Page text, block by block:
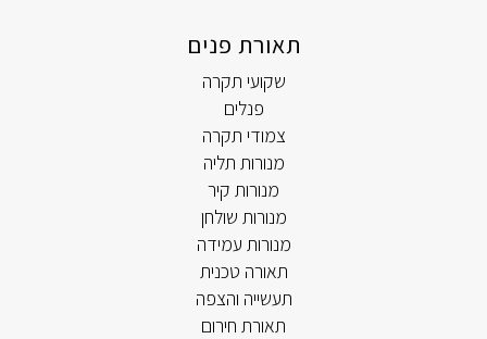
תאורת פנים
שקועי תקרה
פנלים
צמודי תקרה
מנורות תליה
מנורות קיר
מנורות שולחן
מנורות עמידה
תאורה טכנית
תעשייה והצפה
תאורת חירום